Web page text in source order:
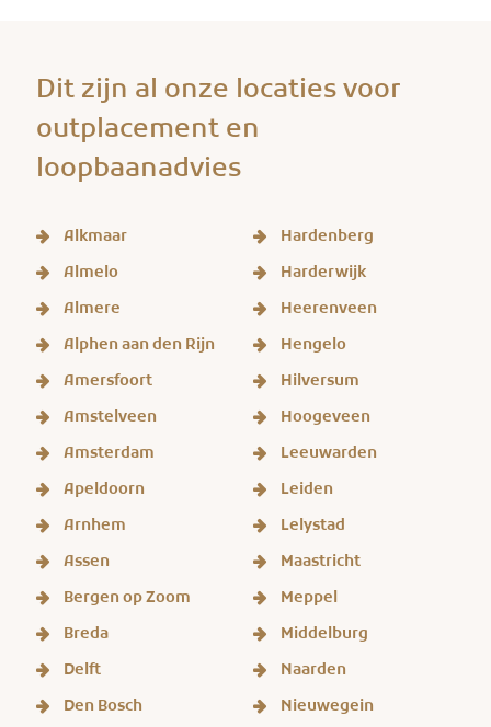
Dit zijn al onze locaties voor
outplacement en
loopbaanadvies
Alkmaar
Almelo
Almere
Alphen aan den Rijn
Amersfoort
Amstelveen
Amsterdam
Apeldoorn
Arnhem
Assen
Bergen op Zoom
Breda
Delft
Den Bosch
Hardenberg
Harderwijk
Heerenveen
Hengelo
Hilversum
Hoogeveen
Leeuwarden
Leiden
Lelystad
Maastricht
Meppel
Middelburg
Naarden
Nieuwegein